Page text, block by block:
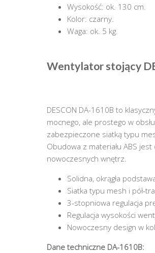
Wysokość: ok. 130 cm.
Kolor: czarny.
Waga: ok. 5 kg.
Wentylator stojący
DESCON DA-1610B to
mocnego, ale prostego w
zabezpieczone siatką typu
Obudowa z materiału ABS
nowoczesnych wnętrz.
Solidna, okrągła
Siatka typu mesh i pół-
3-stopniowa regulacja
Regulacja wysokości
Nowoczesny design w
Dane techniczne DA-1610B: